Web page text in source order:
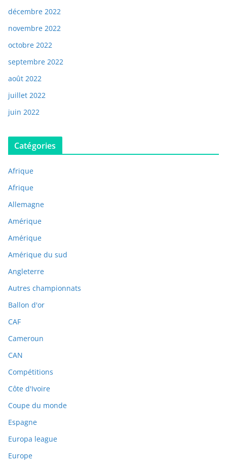
décembre 2022
novembre 2022
octobre 2022
septembre 2022
août 2022
juillet 2022
juin 2022
Catégories
Afrique
Afrique
Allemagne
Amérique
Amérique
Amérique du sud
Angleterre
Autres championnats
Ballon d'or
CAF
Cameroun
CAN
Compétitions
Côte d'Ivoire
Coupe du monde
Espagne
Europa league
Europe